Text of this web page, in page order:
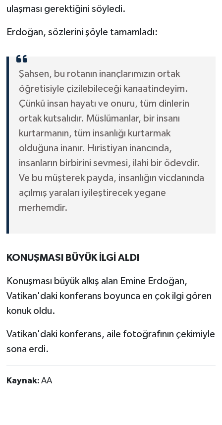
ulaşması gerektiğini söyledi.
Erdoğan, sözlerini şöyle tamamladı:
Şahsen, bu rotanın inançlarımızın ortak
öğretisiyle çizilebileceği kanaatindeyim.
Çünkü insan hayatı ve onuru, tüm dinlerin
ortak kutsalıdır. Müslümanlar, bir insanı
kurtarmanın, tüm insanlığı kurtarmak
olduğuna inanır. Hıristiyan inancında,
insanların birbirini sevmesi, ilahi bir ödevdir.
Ve bu müşterek payda, insanlığın vicdanında
açılmış yaraları iyileştirecek yegane
merhemdir.
KONUŞMASI BÜYÜK İLGİ ALDI
Konuşması büyük alkış alan Emine Erdoğan,
Vatikan'daki konferans boyunca en çok ilgi gören
konuk oldu.
Vatikan'daki konferans, aile fotoğrafının çekimiyle
sona erdi.
Kaynak: AA